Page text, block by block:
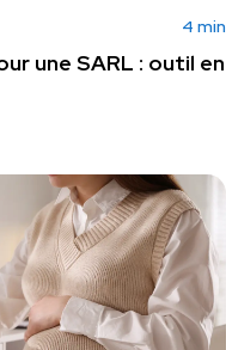
4 min
une SARL : outil en